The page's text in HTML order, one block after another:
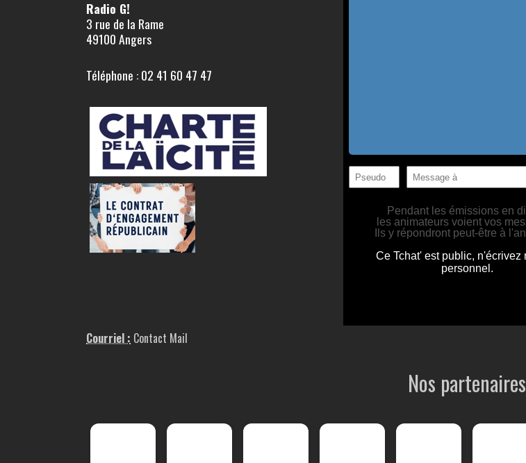
Radio G!
3 rue de la Rame
49100 Angers
Téléphone : 02 41 60 47 47
Courriel : Contact Mail
Nos partenaires